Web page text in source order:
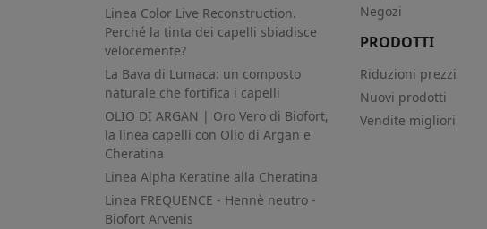
Linea Color Live Reconstruction.
Perché la tinta dei capelli sbiadisce
velocemente?
La Bava di Lumaca: un composto
naturale che fortifica i capelli
OLIO DI ARGAN | Oro Vero di Biofort,
la linea capelli con Olio di Argan e
Cheratina
Linea Alpha Keratine alla Cheratina
Linea FREQUENCE - Hennè neutro -
Biofort Arvenis
Negozi
PRODOTTI
Riduzioni prezzi
Nuovi prodotti
Vendite migliori